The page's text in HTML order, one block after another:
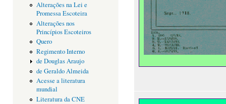
Alterações na Lei e
Promessa Escoteira
Alterações nos
Princípios Escoteiros
Quero
Regimento Interno
de Douglas Araujo
de Geraldo Almeida
Acesse a literatura
mundial
Literatura da CNE